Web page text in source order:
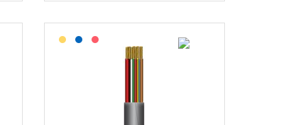
Lagerført: Grossist
Lagerført: NEK Kabel